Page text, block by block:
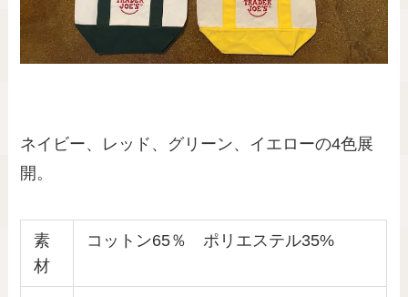
ネイビー、レッド、グリーン、イエローの4色展
開。
素
材
コットン65％ ポリエステル35%